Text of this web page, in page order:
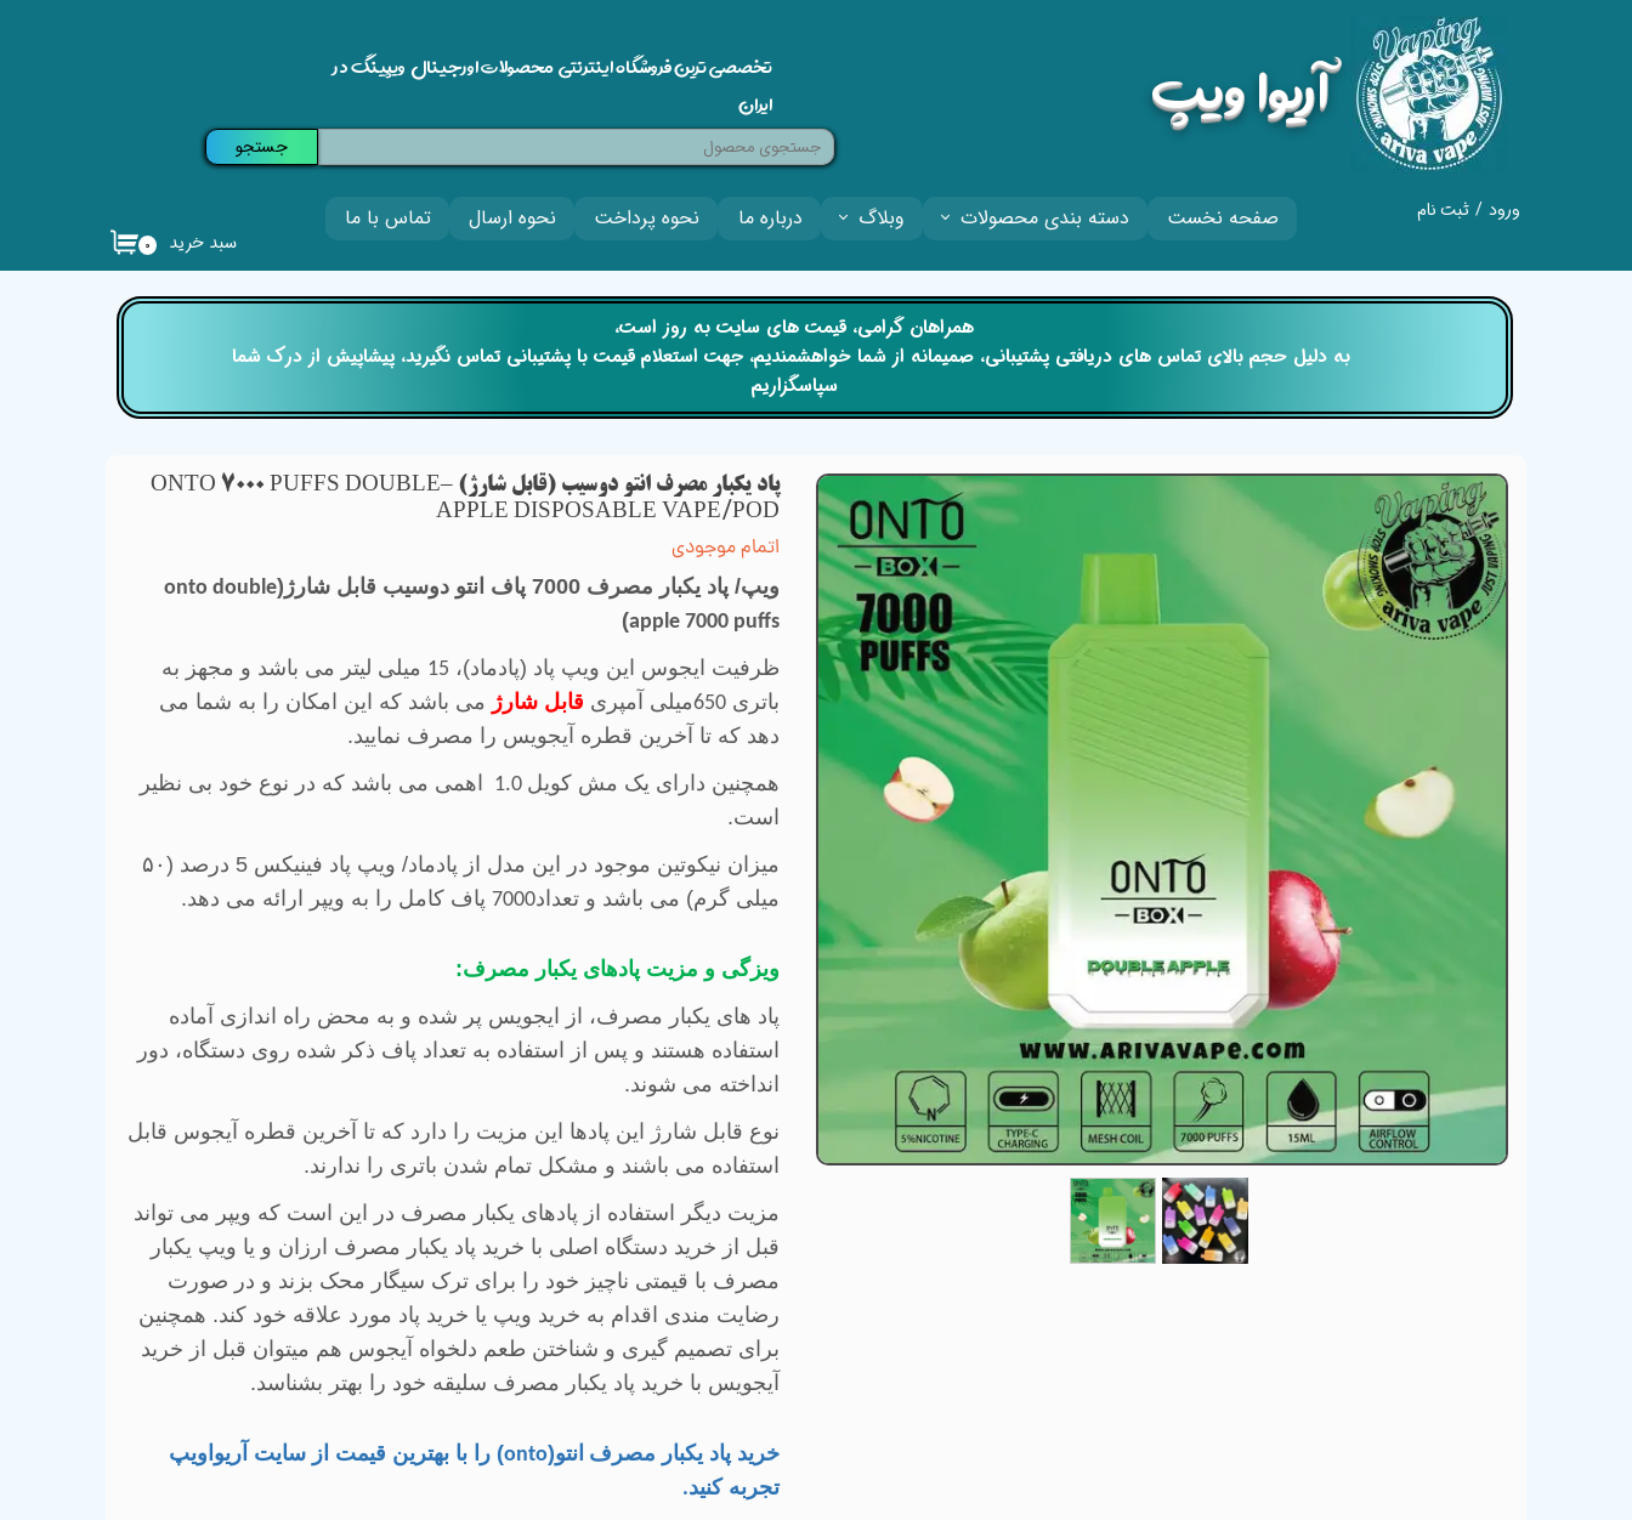
صفحه نخست دسته بندی محصولات وبلاگ درباره ما نحوه پرداخت نحوه ارسال تماس با ما ورود / ثبت نام
تغییر گذر واژه
خروج از حساب
کاربری
​آریوا ویپ
۰ سبد خرید
تخصصی ترین فروشگاه اینترنتی محصولات اورجینال ویپینگ در
ایران
جستجو
پاد یکبار مصرف انتو دوسیب (قابل شارژ) –ONTO 7000 PUFFS DOUBLE
APPLE DISPOSABLE VAPE/POD
اتمام موجودی
ویپ/ پاد یکبار مصرف 7000 پاف انتو دوسیب قابل شارژ(
onto double
apple 7000 puffs
)
ظرفیت ایجوس این ویپ پاد (پادماد)، 15 میلی لیتر می باشد و مجهز به
باتری 650میلی آمپری قابل شارژ می باشد که این امکان را به شما می
دهد که تا آخرین قطره آیجویس را مصرف نمایید.
همچنین دارای یک مش کویل 1.0
اهمی می باشد که در نوع خود بی نظیر
است.
میزان نیکوتین موجود در این مدل از پادماد/ ویپ پاد فینیکس 5 درصد (
۵۰
میلی گرم) می باشد و تعداد7000 پاف کامل را به ویپر ارائه می دهد.
ویزگی و مزیت پادهای یکبار مصرف:
پاد های یکبار مصرف، از ایجویس پر شده و به محض راه اندازی آماده
استفاده هستند و پس از استفاده به تعداد پاف ذکر شده روی دستگاه، دور
انداخته می شوند.
نوع قابل شارژ این پادها این مزیت را دارد که تا آخرین قطره آیجوس قابل
استفاده می باشند و مشکل تمام شدن باتری را ندارند.
مزیت دیگر استفاده از پادهای یکبار مصرف در این است که ویپر می تواند
قبل از خرید دستگاه اصلی با خرید پاد یکبار مصرف ارزان و یا ویپ یکبار
مصرف با قیمتی ناچیز خود را برای ترک سیگار محک بزند و در صورت
رضایت مندی اقدام به خرید ویپ یا خرید پاد مورد علاقه خود کند. همچنین
برای تصمیم گیری و شناختن طعم دلخواه آیجوس هم میتوان قبل از خرید
آیجویس با خرید پاد یکبار مصرف سلیقه خود را بهتر بشناسد.
خرید پاد یکبار مصرف انتو(onto
) را با بهترین قیمت از سایت آریواویپ
تجربه کنید.
​​همراهان گرامی، قیمت های سایت به روز است،
​​​​​​​ به دلیل حجم بالای تماس های دریافتی پشتیبانی، صمیمانه از شما خواهشمندیم، جهت استعلام قیمت با پشتیبانی تماس نگیرید، پیشاپیش از درک شما
سپاسگزاریم